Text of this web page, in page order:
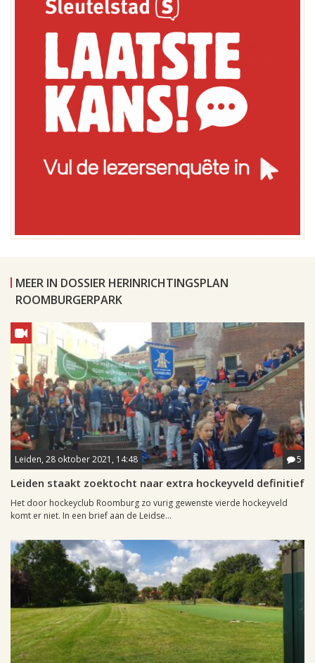
MEER IN DOSSIER HERINRICHTINGSPLAN
ROOMBURGERPARK
Leiden, 28 oktober 2021, 14:48 5
Leiden staakt zoektocht naar extra hockeyveld definitief
Het door hockeyclub Roomburg zo vurig gewenste vierde hockeyveld
komt er niet. In een brief aan de Leidse...